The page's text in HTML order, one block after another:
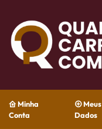
Minha
Conta
Meus
Dados